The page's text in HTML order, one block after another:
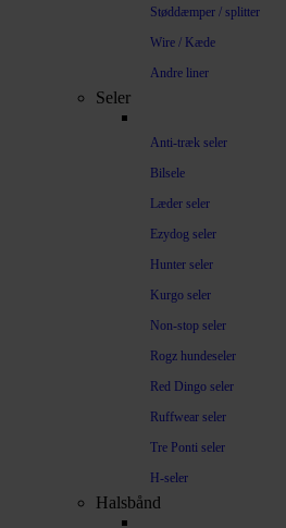
Støddæmper / splitter
Wire / Kæde
Andre liner
Seler
Anti-træk seler
Bilsele
Læder seler
Ezydog seler
Hunter seler
Kurgo seler
Non-stop seler
Rogz hundeseler
Red Dingo seler
Ruffwear seler
Tre Ponti seler
H-seler
Halsbånd